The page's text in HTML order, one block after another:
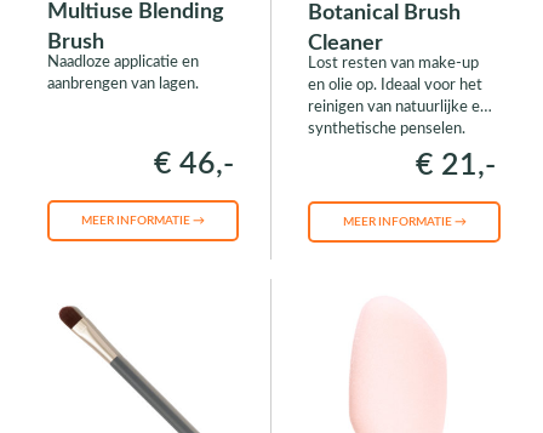
Multiuse Blending
Brush
Naadloze applicatie en
aanbrengen van lagen.
€ 46,-
MEER INFORMATIE →
Botanical Brush
Cleaner
Lost resten van make-up
en olie op. Ideaal voor het
reinigen van natuurlijke en
synthetische penselen.
€ 21,-
MEER INFORMATIE →